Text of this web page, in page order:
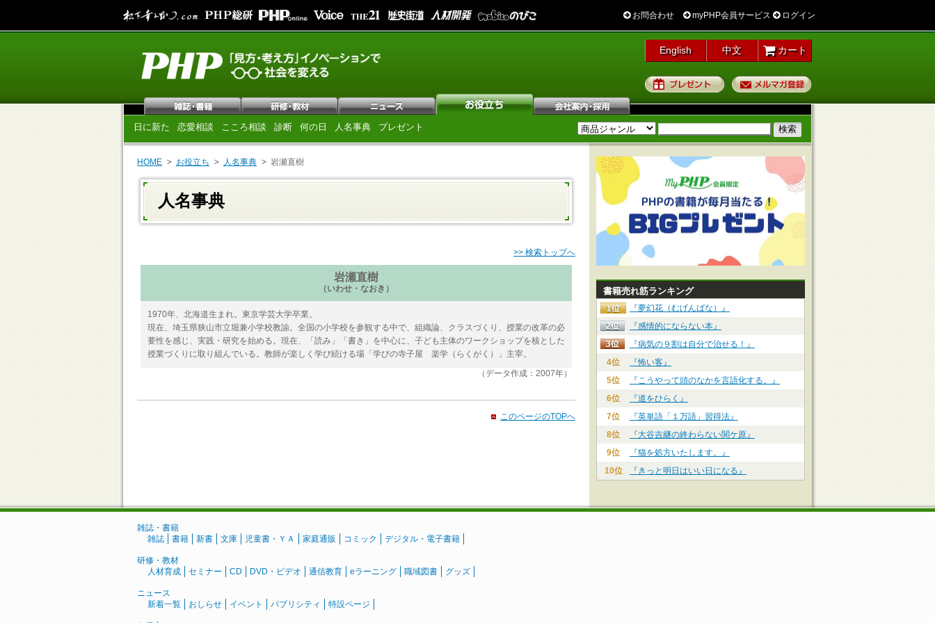
お問合わせ myPHP会員サービス ログイン
English 中文 カート
プレゼント
日に新た 恋愛相談 こころ相談 診断 何の日 人名事典 プレゼント
HOME お役立ち 人名事典 岩瀬直樹
人名事典
>> 検索トップへ
岩瀬直樹
（いわせ・なおき）
1970年、北海道生まれ。東京学芸大学卒業。
現在、埼玉県狭山市立堀兼小学校教諭。全国の小学校を参観する中で、組織論、クラスづくり、授業の改革の必
要性を感じ、実践・研究を始める。現在、「読み」「書き」を中心に、子ども主体のワークショップを核とした
授業づくりに取り組んでいる。教師が楽しく学び続ける場「学びの寺子屋 楽学（らくがく）」主宰。
（データ作成：2007年）
このページのTOPへ
書籍売れ筋ランキング
『夢幻花（むげんばな）』
『感情的にならない本』
『病気の９割は自分で治せる！』
4位
『怖い客』
5位
『こうやって頭のなかを言語化する。』
6位
『道をひらく』
7位
『英単語「１万語」習得法』
8位
『大谷吉継の終わらない関ケ原』
9位
『猫を処方いたします。』
10位
『きっと明日はいい日になる』
雑誌・書籍
雑誌
書籍 新書 文庫 児童書・ＹＡ 家庭通販 コミック デジタル・電子書籍
研修・教材
人材育成
セミナー CD DVD・ビデオ 通信教育 eラーニング 職域図書 グッズ
ニュース
新着一覧
おしらせ イベント パブリシティ 特設ページ